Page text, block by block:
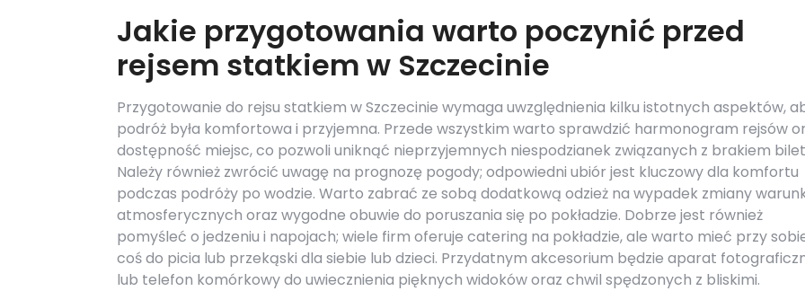
Jakie przygotowania warto poczynić przed
rejsem statkiem w Szczecinie
Przygotowanie do rejsu statkiem w Szczecinie wymaga uwzględnienia kilku istotnych aspektów,
podróż była komfortowa i przyjemna. Przede wszystkim warto sprawdzić harmonogram rejsów
dostępność miejsc, co pozwoli uniknąć nieprzyjemnych niespodzianek związanych z brakiem
Należy również zwrócić uwagę na prognozę pogody; odpowiedni ubiór jest kluczowy dla komfortu
podczas podróży po wodzie. Warto zabrać ze sobą dodatkową odzież na wypadek zmiany
atmosferycznych oraz wygodne obuwie do poruszania się po pokładzie. Dobrze jest również
pomyśleć o jedzeniu i napojach; wiele firm oferuje catering na pokładzie, ale warto mieć przy
coś do picia lub przekąski dla siebie lub dzieci. Przydatnym akcesorium będzie aparat
lub telefon komórkowy do uwiecznienia pięknych widoków oraz chwil spędzonych z bliskimi.